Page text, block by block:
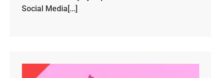
Social Media[...]